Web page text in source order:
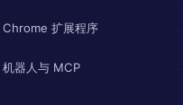
Chrome 扩展程序
机器人与 MCP